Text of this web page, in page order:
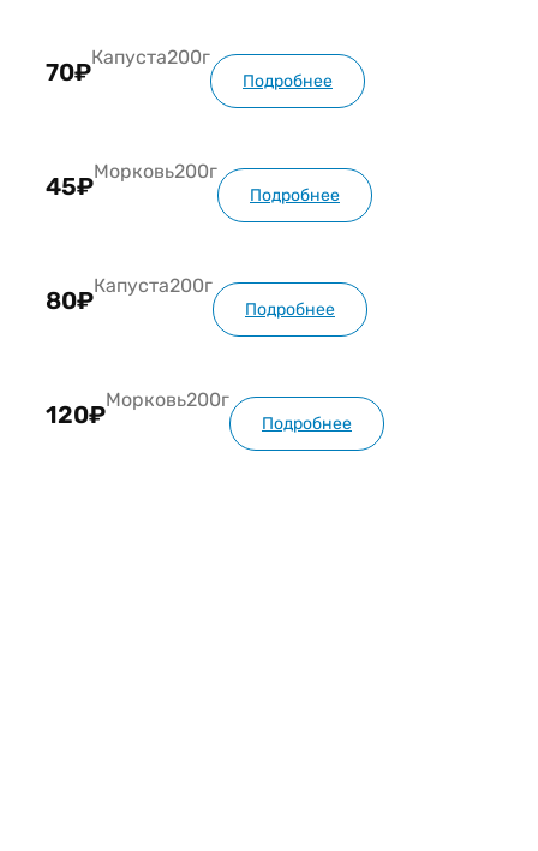
70₽
Капуста200г
Подробнее
45₽
Морковь200г
Подробнее
80₽
Капуста200г
Подробнее
120₽
Морковь200г
Подробнее